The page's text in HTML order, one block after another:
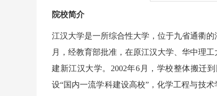
院校简介
江汉大学是一所综合性大学，位于九省通衢
月，经教育部批准，在原江汉大学、华中理
建新江汉大学。2002年6月，学校整体搬迁
设“国内一流学科建设高校”，化学工程与技